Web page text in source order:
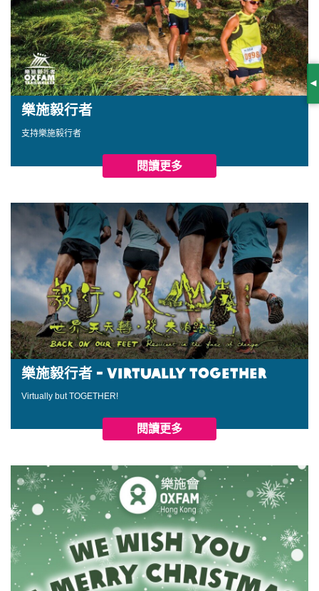
樂施毅行者
支持樂施毅行者
閱讀更多
樂施毅行者 - VIRTUALLY TOGETHER
Virtually but TOGETHER!
閱讀更多